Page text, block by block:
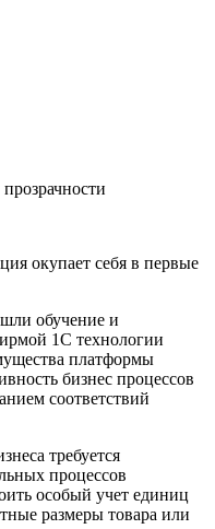
окупает себя в первые
обучение и
1C технологии
платформы
бизнес процессов
соответствий
требуется
процессов
особый учет единиц
размеры товара или